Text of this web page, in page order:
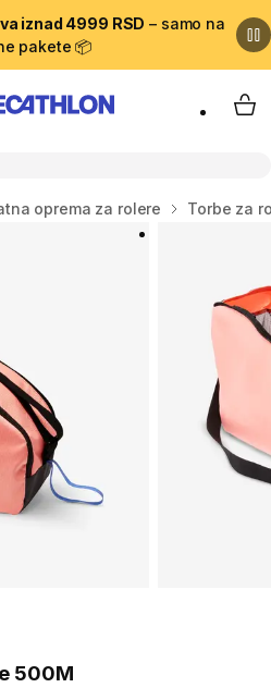
iznad 4999 RSD – samo na
pakete 📦
My
oprema za rolere Torbe za
500M